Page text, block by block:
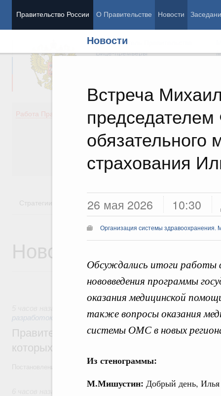
Правительство России О Правительстве Новости
Новости
Встреча
обязательного
страхования
26 мая 2026 10:30
Организация системы здравоохранения.
Обсуждались итоги работы
нововведения программы
оказания медицинской
также вопросы оказания
системы ОМС в новых
Из стенограммы:
М.Мишустин: Добрый день,
Председатель Правительства
Вице-премьеры
Работа Правительства
Демография
Здоровье
Культура
Государство
Стратегии Государственные программы
Новости
Государственная политика в сфере
разработок
Правительство расширило перечень
которых освобождаются от НДФЛ
Постановление от 5 августа 2026 года №978
Отрасль информационных технологий